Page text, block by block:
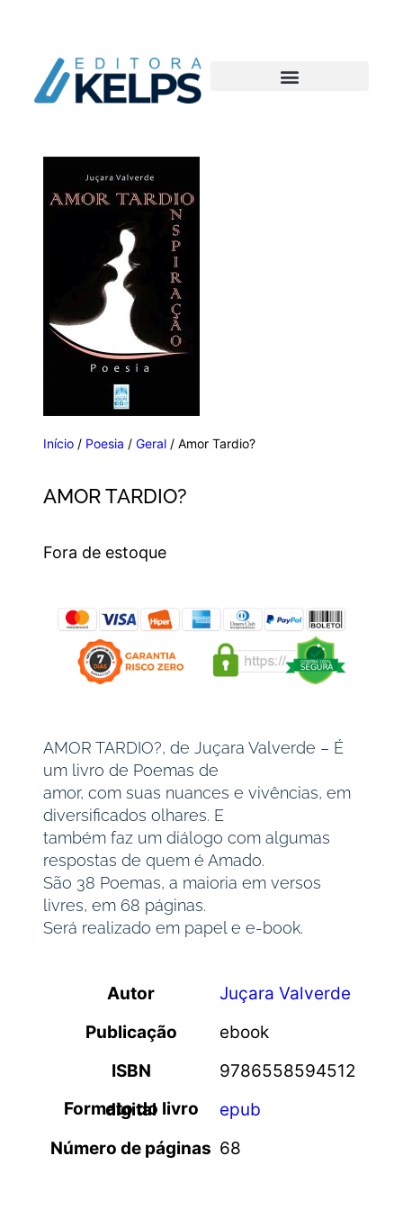
Início / Poesia /Geral / Amor Tardio?
AMOR TARDIO?
Fora de estoque
AMOR TARDIO?, de Juçara Valverde – É
um livro de Poemas de
amor, com suas nuances e vivências, em
diversificados olhares. E
também faz um diálogo com algumas
respostas de quem é Amado.
São 38 Poemas, a maioria em versos
livres, em 68 páginas.
Será realizado em papel e e-book.
Autor
Juçara Valverde
Publicação
ebook
ISBN
9786558594512
Formato do livro digital
epub
Número de páginas 68